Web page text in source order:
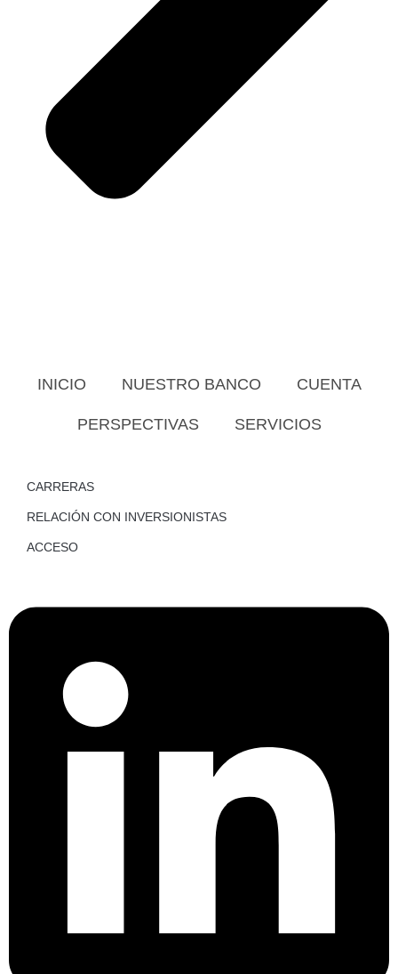
INICIO NUESTRO BANCO CUENTA
PERSPECTIVAS SERVICIOS
CARRERAS
RELACIÓN CON INVERSIONISTAS
ACCESO